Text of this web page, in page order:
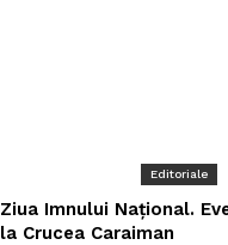
Editoriale
Ziua Imnului Național.
la Crucea Caraiman